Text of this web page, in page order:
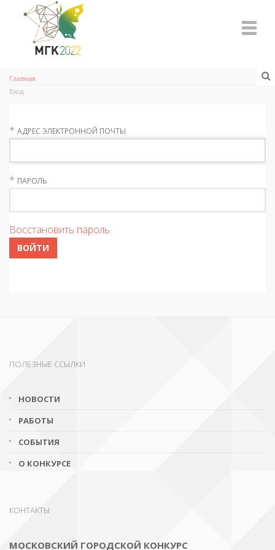
Главная
Вход
* АДРЕС ЭЛЕКТРОННОЙ ПОЧТЫ
* ПАРОЛЬ
Восстановить пароль
ВОЙТИ
ПОЛЕЗНЫЕ ССЫЛКИ
НОВОСТИ
РАБОТЫ
СОБЫТИЯ
О КОНКУРСЕ
КОНТАКТЫ
МОСКОВСКИЙ ГОРОДСКОЙ КОНКУРС